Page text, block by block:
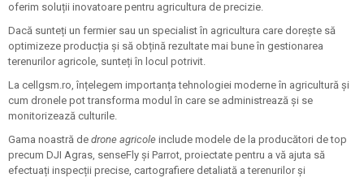
oferim soluții inovatoare pentru agricultura de precizie.
Dacă sunteți un fermier sau un specialist în agricultura care dorește să
optimizeze producția și să obțină rezultate mai bune în gestionarea
terenurilor agricole, sunteți în locul potrivit.
La cellgsm.ro, înțelegem importanța tehnologiei moderne în agricultură și
cum dronele pot transforma modul în care se administrează și se
monitorizează culturile.
Gama noastră de drone agricole include modele de la producători de top
precum DJI Agras, senseFly și Parrot, proiectate pentru a vă ajuta să
efectuați inspecții precise, cartografiere detaliată a terenurilor și